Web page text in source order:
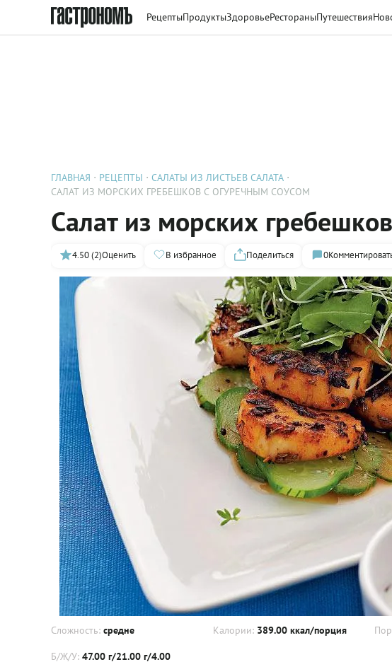
РецептыПродуктыЗдоровьеРестораныПутешествия
ГЛАВНАЯ РЕЦЕПТЫ
САЛАТЫ ИЗ ЛИСТЬЕВ САЛАТА
САЛАТ ИЗ МОРСКИХ ГРЕБЕШКОВ С ОГУРЕЧНЫМ СОУСОМ
Салат из морских
4.50 (2)Оценить В избранное Поделиться 0
Сложность: средне Калории: 389.00 ккал/порция
Б/Ж/У: 47.00 г/21.00 г/4.00